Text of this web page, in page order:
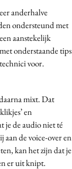
anderhalve
ondersteund met
aanstekelijk
onderstaande tips
voor.
mixt. Dat
en
je de audio niet té
aan de voice-over en
kan het zijn dat je
er uit knipt.